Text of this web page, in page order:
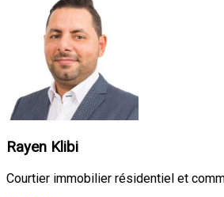
Rayen Klibi
Courtier immobilier résidentiel et